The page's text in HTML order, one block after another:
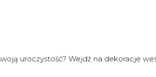
uroczystość? Wejdź na dekoracje